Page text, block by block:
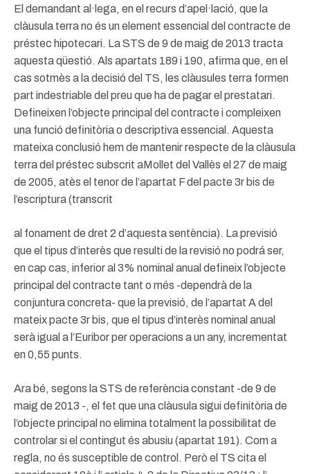
El demandant al·lega, en el recurs d’apel·lació, que la
clàusula terra no és un element essencial del contracte de
préstec hipotecari. La STS de 9 de maig de 2013 tracta
aquesta qüestió. Als apartats 189 i 190, afirma que, en el
cas sotmès a la decisió del TS, les clàusules terra formen
part indestriable del preu que ha de pagar el prestatari.
Defineixen l’objecte principal del contracte i compleixen
una funció definitòria o descriptiva essencial. Aquesta
mateixa conclusió hem de mantenir respecte de la clàusula
terra del préstec subscrit aMollet del Vallès el 27 de maig
de 2005, atès el tenor de l’apartat F del pacte 3r bis de
l’escriptura (transcrit
al fonament de dret 2 d’aquesta sentència). La previsió
que el tipus d’interès que resulti de la revisió no podrá ser,
en cap cas, inferior al 3% nominal anual defineix l’objecte
principal del contracte tant o més -dependrà de la
conjuntura concreta- que la previsió, de l’apartat A del
mateix pacte 3r bis, que el tipus d’interès nominal anual
serà igual a l’Euribor per operacions a un any, incrementat
en 0,55 punts.
Ara bé, segons la STS de referència constant -de 9 de
maig de 2013 -, el fet que una clàusula sigui definitòria de
l’objecte principal no elimina totalment la possibilitat de
controlar si el contingut és abusiu (apartat 191). Com a
regla, no és susceptible de control. Però el TS cita el